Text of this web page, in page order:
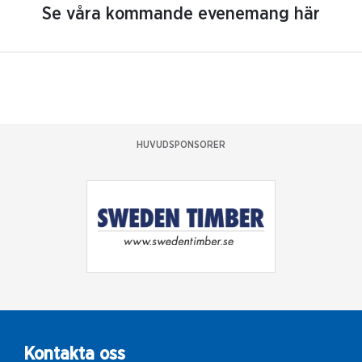
Se våra kommande evenemang här
HUVUDSPONSORER
Kontakta oss